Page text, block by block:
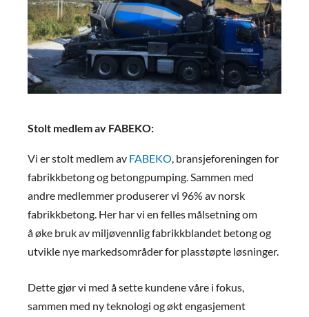
Stolt medlem av FABEKO:
Vi er stolt medlem av FABEKO , bransjeforeningen for
fabrikkbetong og betongpumping. Sammen med
andre medlemmer produserer vi 96% av norsk
fabrikkbetong. Her har vi en felles målsetning om
å øke bruk av miljøvennlig fabrikkblandet betong og
utvikle nye markedsområder for plasstøpte løsninger.
Dette gjør vi med å sette kundene våre i fokus,
sammen med ny teknologi og økt engasjement